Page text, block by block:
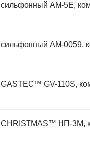
АМ-5Е,
АМ-0059,
GV-110S,
НП-3М,